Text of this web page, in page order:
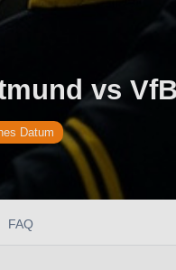
vs
Datum
FAQ